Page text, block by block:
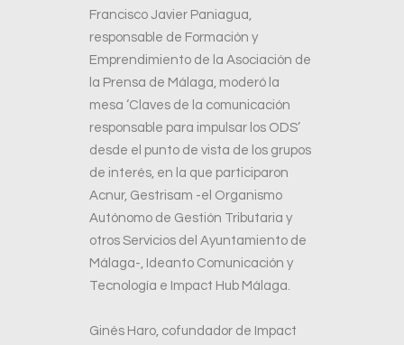
Francisco Javier Paniagua,
responsable de Formación y
Emprendimiento de la Asociación de
la Prensa de Málaga, moderó la
mesa ‘Claves de la comunicación
responsable para impulsar los ODS’
desde el punto de vista de los grupos
de interés, en la que participaron
Acnur, Gestrisam -el Organismo
Autónomo de Gestión Tributaria y
otros Servicios del Ayuntamiento de
Málaga-, Ideanto Comunicación y
Tecnología e Impact Hub Málaga.
Ginés Haro, cofundador de Impact